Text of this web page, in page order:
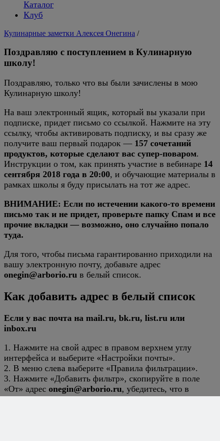
Каталог
Клуб
Кулинарные заметки Алексея Онегина /
Поздравляю с поступлением в Кулинарную
школу!
Поздравляю, только что вы были зачислены в мою
Кулинарную школу!
На ваш электронный ящик, который вы указали при
подписке, придет письмо со ссылкой. Нажмите на эту
ссылку, чтобы активировать подписку, и вы сразу же
получите ваш первый подарок — 157 сочетаний
продуктов, которые сделают вас супер-поваром.
Инструкции о том, как принять участие в вебинаре 14
сентября 2018 года в 20:00, и обучающие материалы в
рамках школы я буду присылать на тот же адрес.
ВНИМАНИЕ: Если по истечении какого-то времени
письмо так и не придет, проверьте папку Спам и все
прочие вкладки — возможно, оно случайно попало
туда.
Для того, чтобы письма гарантированно приходили на
вашу электронную почту, добавьте адрес
onegin@arborio.ru в белый список.
Как добавить адрес в белый список
Если у вас почта на mail.ru, bk.ru, list.ru или
inbox.ru
1. Нажмите на свой адрес в правом верхнем углу
интерфейса и выберите «Настройки почты».
2. В меню слева выберите «Правила фильтрации».
3. Нажмите «Добавить фильтр», скопируйте в поле
«От» адрес onegin@arborio.ru, убедитесь, что в
пункте «Поместить письмо в папку» выбрано